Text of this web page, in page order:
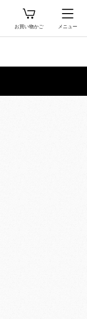
お買い物かご メニュー